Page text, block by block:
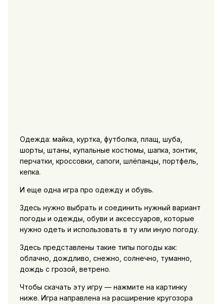
Одежда: майка, куртка, футболка, плащ, шуба,
шорты, штаны, купальные костюмы, шапка, зонтик,
перчатки, кроссовки, сапоги, шлёпанцы, портфель,
кепка.
И еще одна игра про одежду и обувь.
Здесь нужно выбрать и соединить нужный вариант
погоды и одежды, обуви и аксессуаров, которые
нужно одеть и использовать в ту или иную погоду.
Здесь представлены такие типы погоды как:
облачно, дождливо, снежно, солнечно, туманно,
дождь с грозой, ветрено.
Чтобы скачать эту игру — нажмите на картинку
ниже. Игра направлена на расширение кругозора